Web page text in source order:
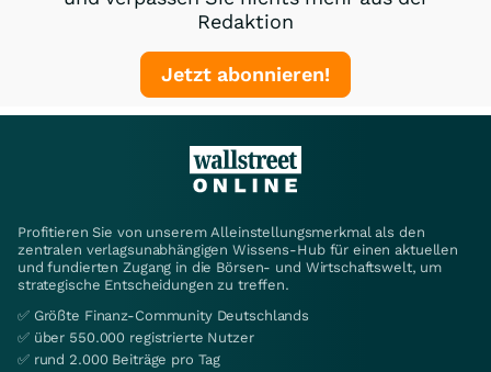
Redaktion
Jetzt abonnieren!
Profitieren Sie von unserem Alleinstellungsmerkmal als den
zentralen verlagsunabhängigen Wissens-Hub für einen aktuellen
und fundierten Zugang in die Börsen- und Wirtschaftswelt, um
strategische Entscheidungen zu treffen.
✅ Größte Finanz-Community Deutschlands
✅ über 550.000 registrierte Nutzer
✅ rund 2.000 Beiträge pro Tag